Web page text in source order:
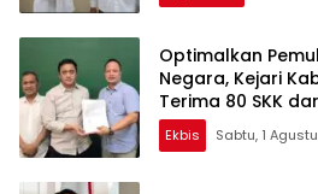
Optimalkan
Negara, Kejari
Terima 80 SKK
Ketenagakerjaan
Ekbis Sabtu, 1